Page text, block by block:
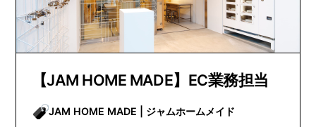
【JAM HOME MADE】EC業務担当
JAM HOME MADE | ジャムホームメイド